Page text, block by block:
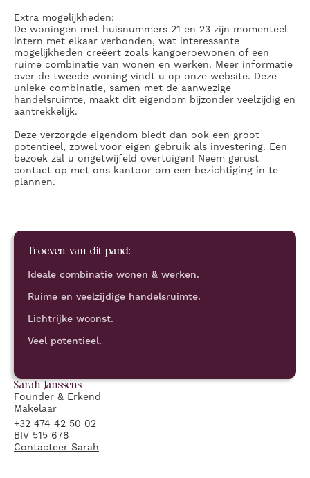
Extra mogelijkheden:
De woningen met huisnummers 21 en 23 zijn momenteel
intern met elkaar verbonden, wat interessante
mogelijkheden creëert zoals kangoeroewonen of een
ruime combinatie van wonen en werken. Meer informatie
over de tweede woning vindt u op onze website. Deze
unieke combinatie, samen met de aanwezige
handelsruimte, maakt dit eigendom bijzonder veelzijdig en
aantrekkelijk.
Deze verzorgde eigendom biedt dan ook een groot
potentieel, zowel voor eigen gebruik als investering. Een
bezoek zal u ongetwijfeld overtuigen! Neem gerust
contact op met ons kantoor om een bezichtiging in te
plannen.
Troeven van dit pand:
Ideale combinatie wonen & werken.
Ruime en veelzijdige handelsruimte.
Lichtrijke woonst.
Veel potentieel.
Sarah Janssens
Founder & Erkend
Makelaar
+32 474 42 50 02
BIV 515 678
Contacteer Sarah